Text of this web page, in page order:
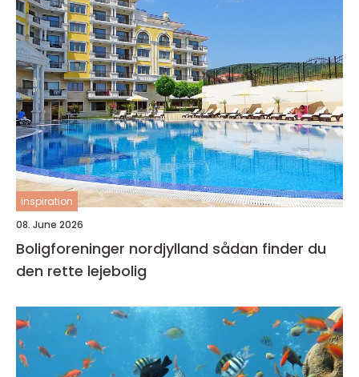
inspiration
08. June 2026
Boligforeninger nordjylland sådan finder du
den rette lejebolig